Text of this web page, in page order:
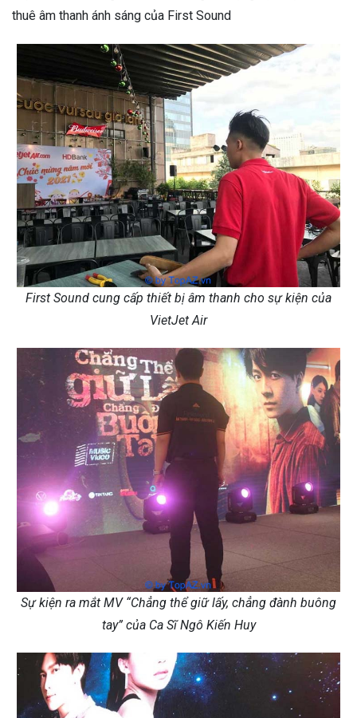
thuê âm thanh ánh sáng của First Sound
First Sound cung cấp thiết bị âm thanh cho sự kiện của
VietJet Air
Sự kiện ra mắt MV “Chẳng thể giữ lấy, chẳng đành buông
tay” của Ca Sĩ Ngô Kiến Huy